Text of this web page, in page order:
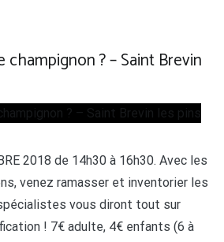
? – Saint Brevin
2018 de 14h30 à 16h30. Avec les
venez ramasser et inventorier les
vous diront tout sur
! 7€ adulte, 4€ enfants (6 à